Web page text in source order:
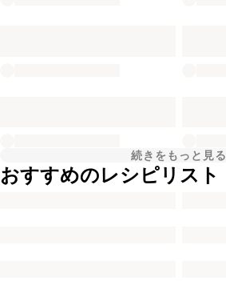
続きをもっと見る
おすすめのレシピリスト